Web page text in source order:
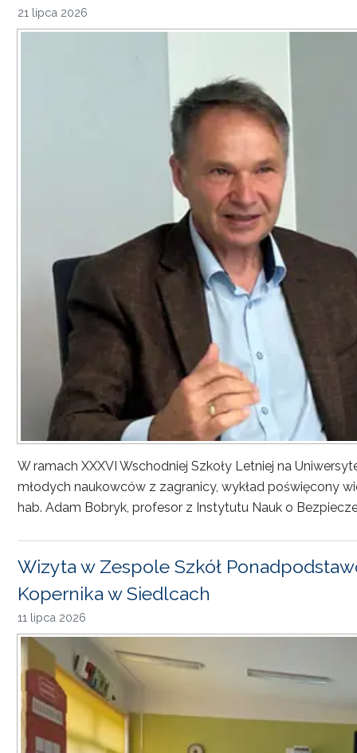
21 lipca 2026
W ramach XXXVI Wschodniej Szkoły Letniej na
młodych naukowców z zagranicy, wykład poświęcony
hab. Adam Bobryk, profesor z Instytutu Nauk o
Wizyta w Zespole Szkół
Kopernika w Siedlcach
11 lipca 2026